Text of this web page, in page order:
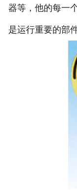
器等，他的每一
是运行重要的部件